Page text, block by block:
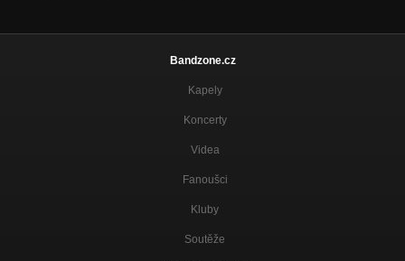
Bandzone.cz
Kapely
Koncerty
Videa
Fanoušci
Kluby
Soutěže